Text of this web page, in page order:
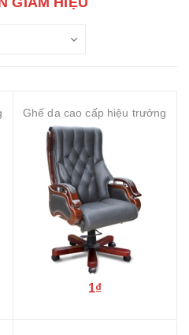
Ghế da cao cấp hiệu trưởng
1₫